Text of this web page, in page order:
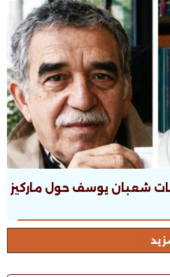
شعبان يوسف حول ماركيز